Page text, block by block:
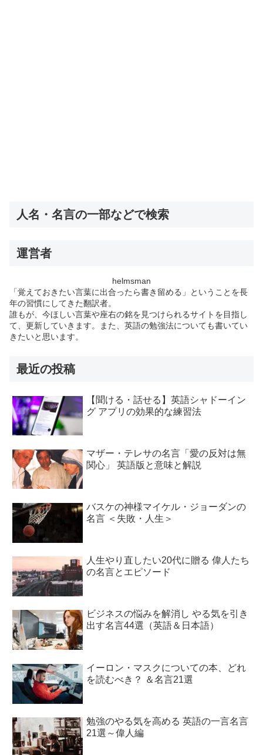
人名・名言の一部などで検索
運営者
helmsman
「覚えておきたい言葉に出合ったら書き留める」ということを長
年の習慣にしてきた翻訳者。
誰もが、今ほしい言葉や座右の銘を見つけられるサイトを目指し
て、更新していきます。また、英語の勉強法についても書いてい
きたいと思います。
最近の投稿
【聞ける・話せる】英語シャドーイン
グ アプリの効果的な練習法
マザー・テレサの名言「愛の反対は無
関心」 英語版と意味と解説
バスケの神様マイケル・ジョーダンの
名言 ＜失敗・人生＞
人生やり直したい20代に贈る 偉人たち
の名言とエピソード
ビジネスの悩みを解消し やる気を引き
出す名言44選（英語＆日本語）
イーロン・マスクについての本、どれ
を読むべき？ ＆名言21選
勉強のやる気を高める 英語の一言名言
21選～偉人編